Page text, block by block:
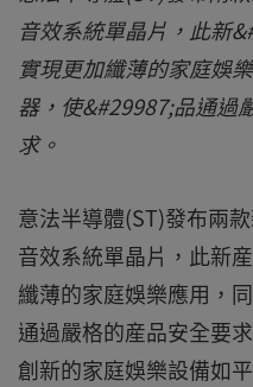
音效系統單晶片，此新
實現更加纖薄的家庭娛
器，使&#29987;品通過
求。
意法半導體(ST)發布兩
音效系統單晶片，此新
纖薄的家庭娛樂應用，
通過嚴格的産品安全要求
創新的家庭娛樂設備如